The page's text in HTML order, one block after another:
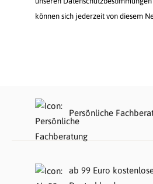
können sich jederzeit von diesem
Persönliche
ab 99 Euro